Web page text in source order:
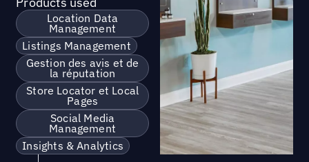
Location Data
Management
Listings Management
Gestion des avis et de
la réputation
Store Locator et Local
Pages
Social Media
Management
Insights & Analytics